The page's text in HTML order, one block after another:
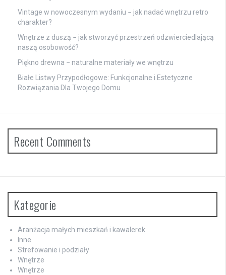
Vintage w nowoczesnym wydaniu − jak nadać wnętrzu retro
charakter?
Wnętrze z duszą − jak stworzyć przestrzeń odzwierciedlającą
naszą osobowość?
Piękno drewna − naturalne materiały we wnętrzu
Białe Listwy Przypodłogowe: Funkcjonalne i Estetyczne
Rozwiązania Dla Twojego Domu
Recent Comments
Kategorie
Aranżacja małych mieszkań i kawalerek
Inne
Strefowanie i podziały
Wnętrze
Wnętrze